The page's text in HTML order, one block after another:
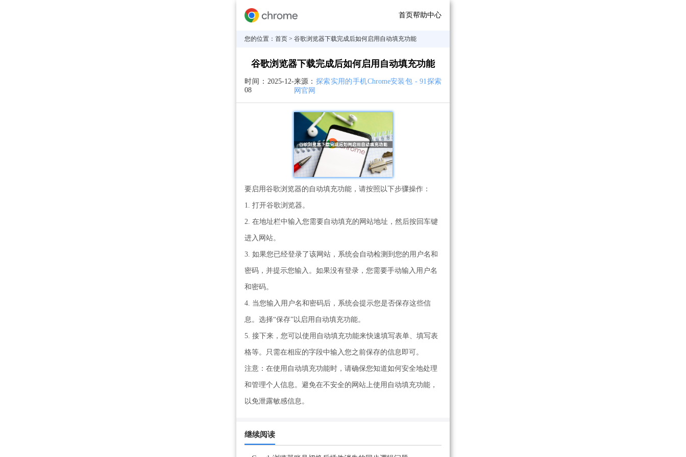
首页帮助中心
您的位置： 首页 > 谷歌浏览器下载完成后如何启用自动填充功能
谷歌浏览器下载完成后如何启用自动填充功能
时间： 2025-12-
08
来源： 探索实用的手机Chrome安装包 - 91探索
网官网
要启用谷歌浏览器的自动填充功能，请按照以下步骤操作：
1. 打开谷歌浏览器。
2. 在地址栏中输入您需要自动填充的网站地址，然后按回车键
进入网站。
3. 如果您已经登录了该网站，系统会自动检测到您的用户名和
密码，并提示您输入。如果没有登录，您需要手动输入用户名
和密码。
4. 当您输入用户名和密码后，系统会提示您是否保存这些信
息。选择“保存”以启用自动填充功能。
5. 接下来，您可以使用自动填充功能来快速填写表单、填写表
格等。只需在相应的字段中输入您之前保存的信息即可。
注意：在使用自动填充功能时，请确保您知道如何安全地处理
和管理个人信息。避免在不安全的网站上使用自动填充功能，
以免泄露敏感信息。
继续阅读